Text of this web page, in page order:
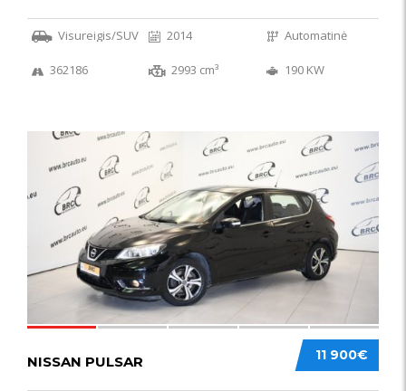
Visureigis/SUV 2014 Automatinė
362186 2993 cm³ 190 KW
11 900€
NISSAN PULSAR